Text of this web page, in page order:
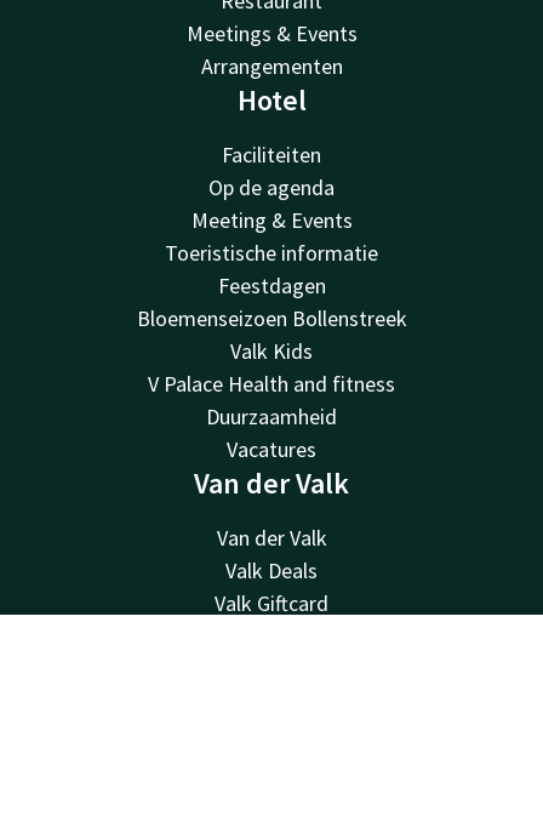
Meetings & Events
Arrangementen
Hotel
Faciliteiten
Op de agenda
Meeting & Events
Toeristische informatie
Feestdagen
Bloemenseizoen Bollenstreek
Valk Kids
V Palace Health and fitness
Duurzaamheid
Vacatures
Van der Valk
Van der Valk
Valk Deals
Valk Giftcard